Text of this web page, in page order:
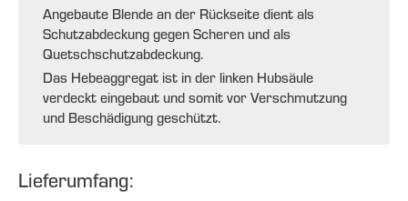
Angebaute Blende an der Rückseite dient als
Schutzabdeckung gegen Scheren und als
Quetschschutzabdeckung.
Das Hebeaggregat ist in der linken Hubsäule
verdeckt eingebaut und somit vor Verschmutzung
und Beschädigung geschützt.
Lieferumfang: